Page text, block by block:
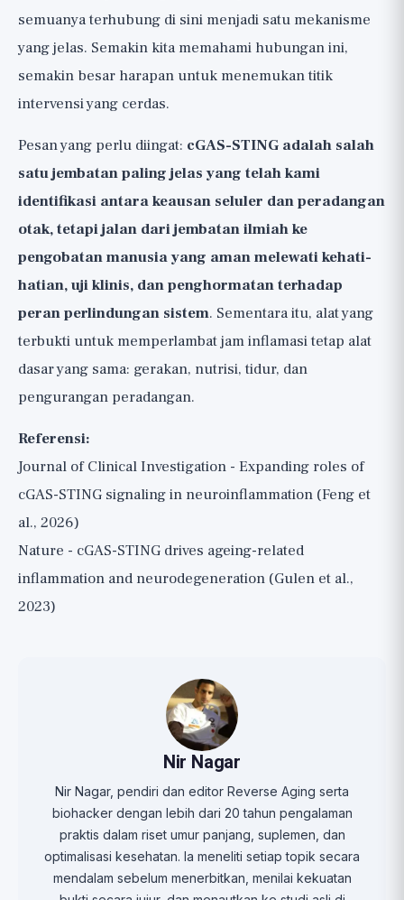
semuanya terhubung di sini menjadi satu mekanisme
yang jelas. Semakin kita memahami hubungan ini,
semakin besar harapan untuk menemukan titik
intervensi yang cerdas.
Pesan yang perlu diingat: cGAS-STING adalah salah
satu jembatan paling jelas yang telah kami
identifikasi antara keausan seluler dan peradangan
otak, tetapi jalan dari jembatan ilmiah ke
pengobatan manusia yang aman melewati kehati-
hatian, uji klinis, dan penghormatan terhadap
peran perlindungan sistem. Sementara itu, alat yang
terbukti untuk memperlambat jam inflamasi tetap alat
dasar yang sama: gerakan, nutrisi, tidur, dan
pengurangan peradangan.
Referensi:
Journal of Clinical Investigation - Expanding roles of
cGAS-STING signaling in neuroinflammation (Feng et
al., 2026)
Nature - cGAS-STING drives ageing-related
inflammation and neurodegeneration (Gulen et al.,
2023)
Nir Nagar
Nir Nagar, pendiri dan editor Reverse Aging serta
biohacker dengan lebih dari 20 tahun pengalaman
praktis dalam riset umur panjang, suplemen, dan
optimalisasi kesehatan. Ia meneliti setiap topik secara
mendalam sebelum menerbitkan, menilai kekuatan